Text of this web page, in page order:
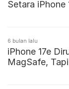
Setara iPhone
6 bulan lalu
iPhone 17e
MagSafe,